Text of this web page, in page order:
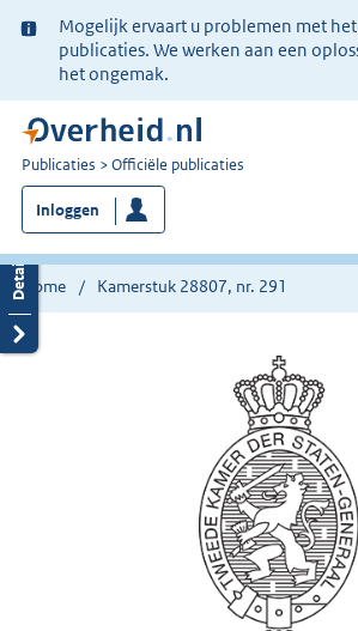
Ter
informatie:
Mogelijk ervaart u problemen met
publicaties. We werken aan een
het ongemak.
U
bent
nu
hier:
Publicaties Officiële publicaties
Inloggen
Home Kamerstuk 28807, nr. 291